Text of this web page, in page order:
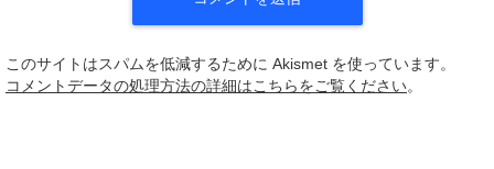
このサイトはスパムを低減するために Akismet を使っています。
コメントデータの処理方法の詳細はこちらをご覧ください。